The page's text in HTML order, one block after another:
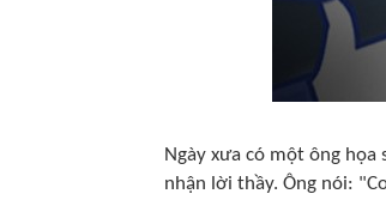
Ngày xưa có một ông
nhận lời thầy. Ông nói: